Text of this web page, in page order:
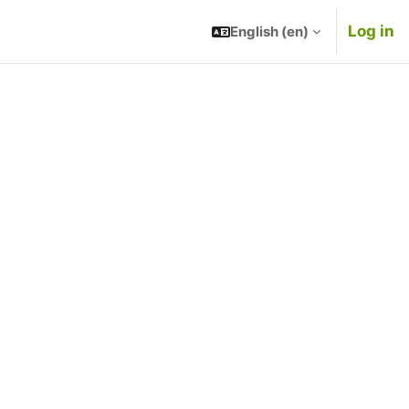
English ‎(en)‎ Log in